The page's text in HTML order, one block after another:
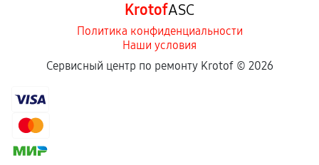
KrotofASC
Политика конфиденциальности
Наши условия
Сервисный центр по ремонту Krotof © 2026